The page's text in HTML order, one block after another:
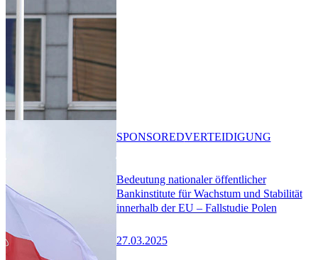
Bedeutung nationaler öffentlicher
Bankinstitute für Wachstum und Stabilität
innerhalb der EU – Fallstudie Polen
27.03.2025
SPONSOREDVERTEIDIGUNG